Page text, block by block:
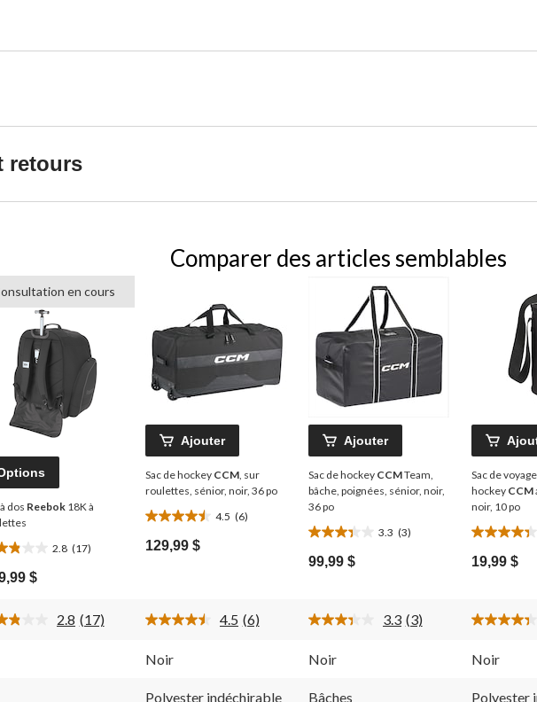
retours
Comparer des articles semblables
en cours
dos Reebok 18K à
2.8 (17)
$
Ajouter
Sac de hockey CCM , sur
roulettes, sénior, noir, 36 po
4.5 (6)
4.5
étoile(s)
129,99 $
Ajouter
Sac de hockey CCMTeam,
bâche, poignées, sénior, noir,
36 po
3.3 (3)
3.3
étoile(s)
sur
évaluations
99,99 $
Sac de
hockey CCM
noir, 10 po
4.3
étoile(s)
sur
évaluations
19,99 $
2.8 Lire
commentaires.
(17) 4.5 Lire
commentaires.
vers
(6) 3.3 Lire
commentaires.
(3)
Noir Noir Noir
Polyester indéchirable Bâches Polyester